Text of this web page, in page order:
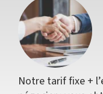
Notre tarif fixe +